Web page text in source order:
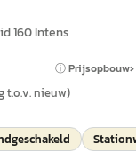
160 Intens
ⓘ Prijsopbouw
t.o.v. nieuw)